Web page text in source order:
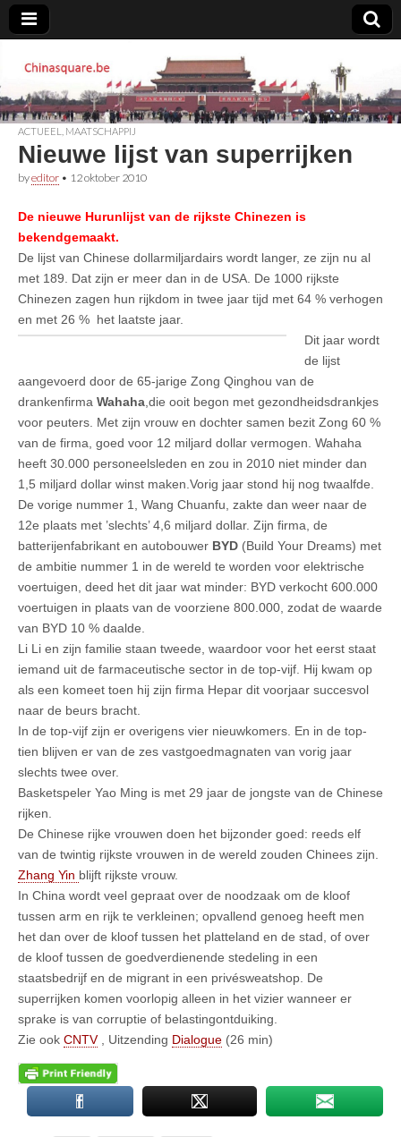
Chinasquare.be
ACTUEEL MAATSCHAPPIJ
Nieuwe lijst van superrijken
byeditor • 12 oktober 2010
De nieuwe Hurunlijst van de rijkste Chinezen is
bekendgemaakt.
De lijst van Chinese dollarmiljardairs wordt langer, ze zijn nu al
met 189. Dat zijn er meer dan in de USA. De 1000 rijkste
Chinezen zagen hun rijkdom in twee jaar tijd met 64 % verhogen
en met 26 % het laatste jaar.
Dit jaar wordt
de lijst
aangevoerd door de 65-jarige Zong Qinghou van de
drankenfirma Wahaha ,die ooit begon met gezondheidsdrankjes
voor peuters. Met zijn vrouw en dochter samen bezit Zong 60 %
van de firma, goed voor 12 miljard dollar vermogen. Wahaha
heeft 30.000 personeelsleden en zou in 2010 niet minder dan
1,5 miljard dollar winst maken.Vorig jaar stond hij nog twaalfde.
De vorige nummer 1, Wang Chuanfu, zakte dan weer naar de
12e plaats met ’slechts’ 4,6 miljard dollar. Zijn firma, de
batterijenfabrikant en autobouwer BYD (Build Your Dreams) met
de ambitie nummer 1 in de wereld te worden voor elektrische
voertuigen, deed het dit jaar wat minder: BYD verkocht 600.000
voertuigen in plaats van de voorziene 800.000, zodat de waarde
van BYD 10 % daalde.
Li Li en zijn familie staan tweede, waardoor voor het eerst staat
iemand uit de farmaceutische sector in de top-vijf. Hij kwam op
als een komeet toen hij zijn firma Hepar dit voorjaar succesvol
naar de beurs bracht.
In de top-vijf zijn er overigens vier nieuwkomers. En in de top-
tien blijven er van de zes vastgoedmagnaten van vorig jaar
slechts twee over.
Basketspeler Yao Ming is met 29 jaar de jongste van de Chinese
rijken.
De Chinese rijke vrouwen doen het bijzonder goed: reeds elf
van de twintig rijkste vrouwen in de wereld zouden Chinees zijn.
Zhang Yin blijft rijkste vrouw.
In China wordt veel gepraat over de noodzaak om de kloof
tussen arm en rijk te verkleinen; opvallend genoeg heeft men
het dan over de kloof tussen het platteland en de stad, of over
de kloof tussen de goedverdienende stedeling in een
staatsbedrijf en de migrant in een privésweatshop. De
superrijken komen voorlopig alleen in het vizier wanneer er
sprake is van corruptie of belastingontduiking.
Zie ook CNTV, Uitzending Dialogue (26 min)